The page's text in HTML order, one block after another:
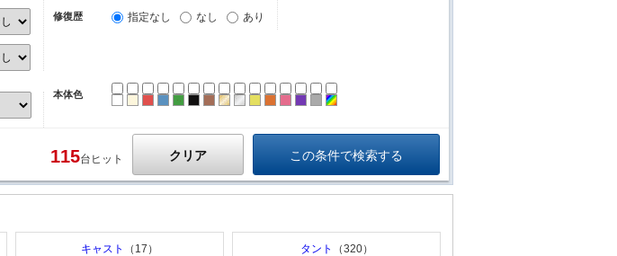
修復歴 指定なし なし あり
本体色
レッドブルーグリーン
ブラック
ブラウンゴールド パープル
グレー
クリア
115台ヒット
キャスト （17） タント （320）